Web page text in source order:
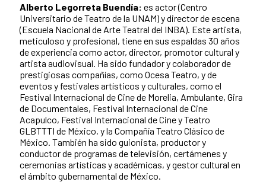
Alberto Legorreta Buendía: es actor (Centro
Universitario de Teatro de la UNAM) y director de escena
(Escuela Nacional de Arte Teatral del INBA). Este artista,
meticuloso y profesional, tiene en sus espaldas 30 años
de experiencia como actor, director, promotor cultural y
artista audiovisual. Ha sido fundador y colaborador de
prestigiosas compañías, como Ocesa Teatro, y de
eventos y festivales artísticos y culturales, como el
Festival Internacional de Cine de Morelia, Ambulante, Gira
de Documentales, Festival Internacional de Cine
Acapulco, Festival Internacional de Cine y Teatro
GLBTTTI de México, y la Compañía Teatro Clásico de
México. También ha sido guionista, productor y
conductor de programas de televisión, certámenes y
ceremonias artísticas y académicas, y gestor cultural en
el ámbito gubernamental de México.